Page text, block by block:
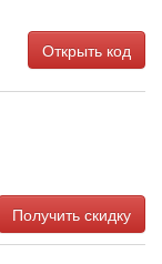
Открыть код
Получить скидку